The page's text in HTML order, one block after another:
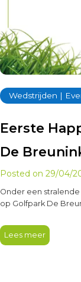
Wedstrijden |
Eerste
De
Posted on 29/04/
Onder een
op Golfpark De
Lees meer